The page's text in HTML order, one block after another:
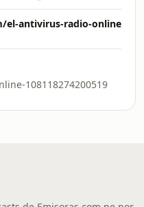
el-antivirus-radio-online
108118274200519